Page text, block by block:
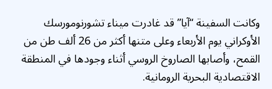
وكانت السفينة “آيا” قد غادرت ميناء تشورنومورسك
الأوكراني يوم الأربعاء وعلى متنها أكثر من 26 ألف طن من
القمح، وأصابها الصاروخ الروسي أثناء وجودها في المنطقة
الاقتصادية البحرية الرومانية.